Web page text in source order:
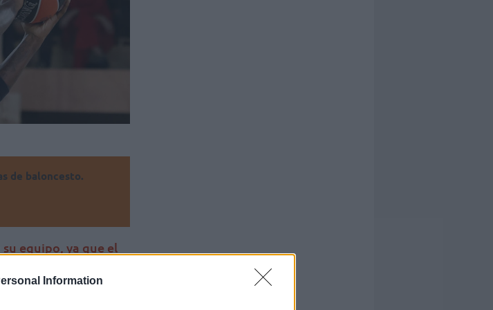
Information
de baloncesto.
equipo, ya que el